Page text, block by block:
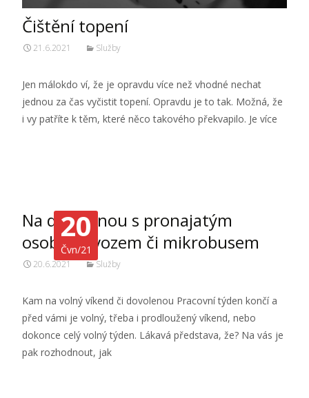
Čištění topení
21.6.2021 Služby
Jen málokdo ví, že je opravdu více než vhodné nechat
jednou za čas vyčistit topení. Opravdu je to tak. Možná, že
i vy patříte k těm, které něco takového překvapilo. Je více
20
Čvn/21
Na dovolenou s pronajatým
osobním vozem či mikrobusem
20.6.2021 Služby
Kam na volný víkend či dovolenou Pracovní týden končí a
před vámi je volný, třeba i prodloužený víkend, nebo
dokonce celý volný týden. Lákavá představa, že? Na vás je
pak rozhodnout, jak